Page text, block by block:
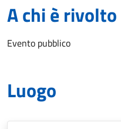
A chi è rivolto
Evento pubblico
Luogo